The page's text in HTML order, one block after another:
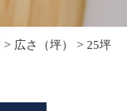
> 広さ（坪） > 25坪